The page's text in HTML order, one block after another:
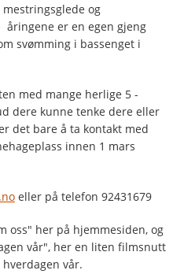
og
åringene er en egen gjeng
svømming i bassenget i
med mange herlige 5 -
dere kunne tenke dere eller
det bare å ta kontakt med
innen 1 mars
eller på telefon 92431679
oss" her på hjemmesiden, og
vår", her en liten filmsnutt
vår.